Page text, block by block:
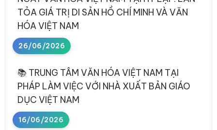
TỎA GIÁ TRỊ DI SẢN HỒ CHÍ MINH VÀ VĂN
HÓA VIỆT NAM
26/06/2026
📚 TRUNG TÂM VĂN HÓA VIỆT NAM TẠI
PHÁP LÀM VIỆC VỚI NHÀ XUẤT BẢN GIÁO
DỤC VIỆT NAM
16/06/2026